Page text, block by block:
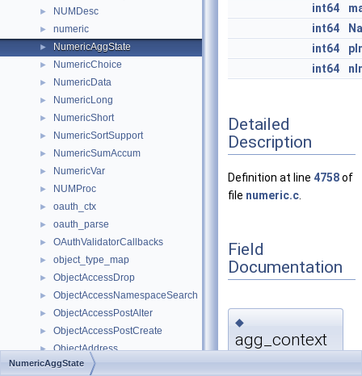
► NUMDesc
► numeric
► NumericAggState
► NumericChoice
► NumericData
► NumericLong
► NumericShort
► NumericSortSupport
► NumericSumAccum
► NumericVar
► NUMProc
► oauth_ctx
► oauth_parse
► OAuthValidatorCallbacks
► object_type_map
► ObjectAccessDrop
► ObjectAccessNamespaceSearch
► ObjectAccessPostAlter
► ObjectAccessPostCreate
► ObjectAddress
► ObjectAddressAndFlags
int64
int64
int64
int64
Detailed
Description
Definition at line 4758of
file numeric.c
Field
Documentation
◆
agg_context
NumericAggState